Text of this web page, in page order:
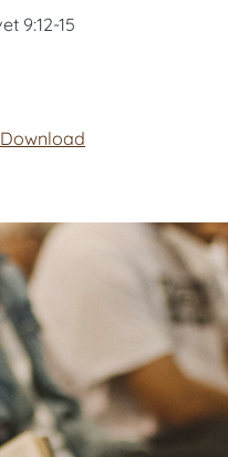
9:12-15
Download